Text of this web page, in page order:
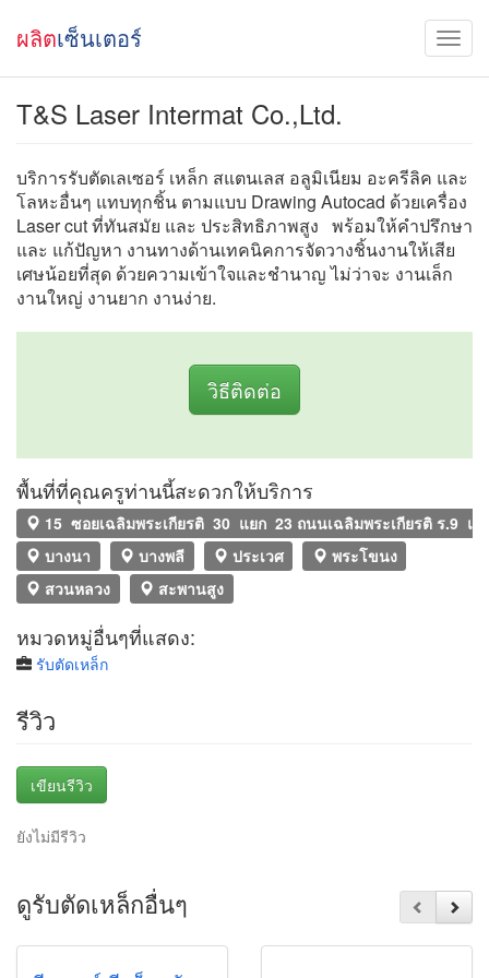
ผลิตเซ็นเตอร์
T&S Laser Intermat Co.,Ltd.
บริการรับตัดเลเซอร์ เหล็ก สแตนเลส อลูมิเนียม อะครีลิค และ
โลหะอื่นๆ แทบทุกชิ้น ตามแบบ Drawing Autocad ด้วยเครื่อง
Laser cut ที่ทันสมัย และ ประสิทธิภาพสูง พร้อมให้คำปรึกษา
และ แก้ปัญหา งานทางด้านเทคนิคการจัดวางชิ้นงานให้เสีย
เศษน้อยที่สุด ด้วยความเข้าใจและชำนาญ ไม่ว่าจะ งานเล็ก
งานใหญ่ งานยาก งานง่าย.
วิธีติดต่อ
พื้นที่ที่คุณครูท่านนี้สะดวกให้บริการ
15 ซอยเฉลิมพระเกียรติ 30 แยก 23 ถนนเฉลิมพระเกียรติ ร.9 แ
บางนา
บางพลี ประเวศ
พระโขนง
สวนหลวง
สะพานสูง
หมวดหมู่อื่นๆที่แสดง:
รับตัดเหล็ก
รีวิว
เขียนรีวิว
ยังไม่มีรีวิว
ดูรับตัดเหล็กอื่นๆ